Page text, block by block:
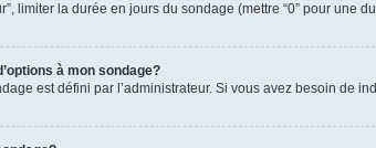
limiter la durée en jours du sondage (mettre “0” pour
à mon sondage?
est défini par l’administrateur. Si vous avez besoin de